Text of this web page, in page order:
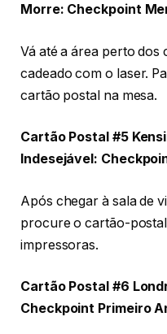
Morre: Checkpoint
Vá até a área perto dos
cadeado com o laser.
cartão postal na mesa.
Cartão Postal #5
Indesejável:
Após chegar à sala de
procure o cartão-
impressoras.
Cartão Postal #6
Checkpoint Primeiro